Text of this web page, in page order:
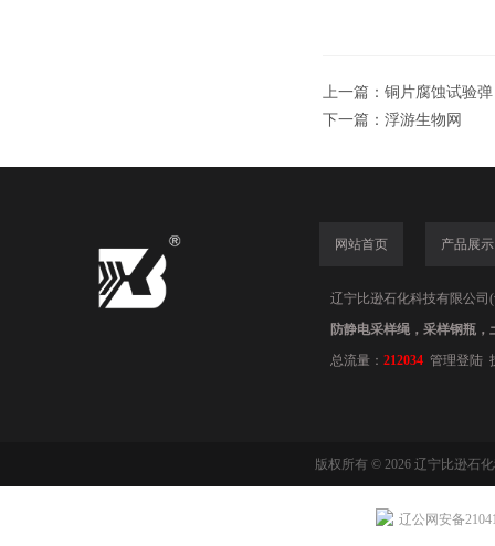
上一篇： 铜片腐蚀试验弹
下一篇： 浮游生物网
网站首页 产品展示
辽宁比逊石化科技有限公司
防静电采样绳，采样钢瓶
总流量： 212034 管理登陆
版权所有 © 2026 辽宁比逊石
辽公网安备